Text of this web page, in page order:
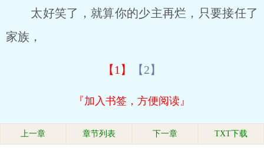
太好笑了，就算你的少主再烂，只要接任了
家族，
【1】 【2】
『加入书签，方便阅读』
上一章 章节列表 下一章 TXT下载